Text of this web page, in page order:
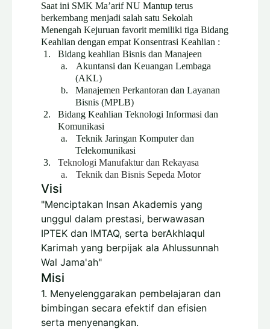
Saat ini SMK Ma’arif NU Mantup terus
berkembang menjadi salah satu Sekolah
Menengah Kejuruan favorit memiliki tiga Bidang
Keahlian dengan empat Konsentrasi Keahlian :
1.
Bidang keahlian Bisnis dan Manajeen
a.
Akuntansi dan Keuangan Lembaga
(AKL)
b.
Manajemen Perkantoran dan Layanan
Bisnis (MPLB)
2.
Bidang Keahlian Teknologi Informasi dan
Komunikasi
a.
Teknik Jaringan Komputer dan
Telekomunikasi
3.
Teknologi Manufaktur dan Rekayasa
a.
Teknik dan Bisnis Sepeda Motor
Visi
"Menciptakan Insan Akademis yang
unggul dalam prestasi, berwawasan
IPTEK dan IMTAQ, serta berAkhlaqul
Karimah yang berpijak ala Ahlussunnah
Wal Jama'ah"
Misi
1. Menyelenggarakan pembelajaran dan
bimbingan secara efektif dan efisien
serta menyenangkan.